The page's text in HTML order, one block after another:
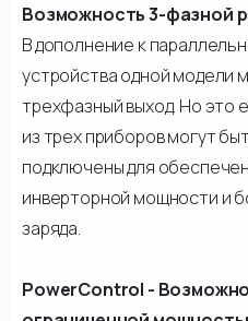
Возможность 3-фазной
В дополнение к
устройства одной модели
трехфазный выход. Но это
из трех приборов могут
подключены для
инверторной мощности и
заряда.
PowerControl -